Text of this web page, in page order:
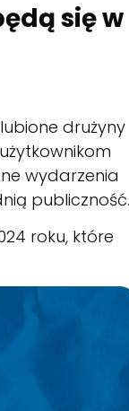
się w
drużyny
wydarzenia
publiczność.
roku, które